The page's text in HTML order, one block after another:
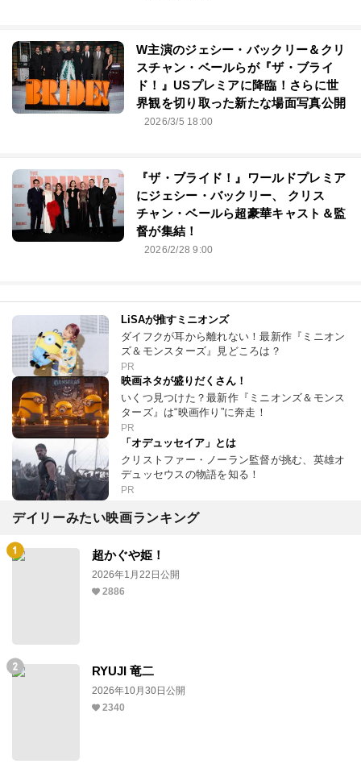
W主演のジェシー・バックリー＆クリ
スチャン・ベールらが『ザ・ブライ
ド！』USプレミアに降臨！さらに世
界観を切り取った新たな場面写真公開
2026/3/5 18:00
『ザ・ブライド！』ワールドプレミア
にジェシー・バックリー、 クリス
チャン・ベールら超豪華キャスト＆監
督が集結！
2026/2/28 9:00
LiSAが推すミニオンズ
ダイフクが耳から離れない！最新作『ミニオン
ズ＆モンスターズ』見どころは？
PR
映画ネタが盛りだくさん！
いくつ見つけた？最新作『ミニオンズ＆モンス
ターズ』は“映画作り”に奔走！
PR
「オデュッセイア」とは
クリストファー・ノーラン監督が挑む、英雄オ
デュッセウスの物語を知る！
PR
デイリーみたい映画ランキング
超かぐや姫！
2026年1月22日公開
2886
RYUJI 竜二
2026年10月30日公開
2340